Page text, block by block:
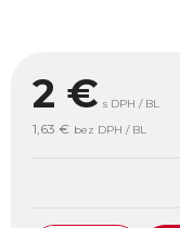
2 € s DPH / BL
1,63 € bez DPH / BL